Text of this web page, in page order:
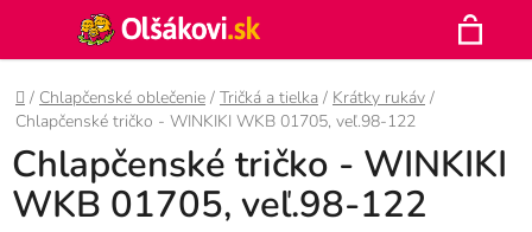
obsah
Hľadať
Domov
/ Chlapčenské oblečenie / Tričká a tielka / Krátky rukáv /
Chlapčenské tričko - WINKIKI WKB 01705, veľ.98-122
Chlapčenské tričko - WINKIKI
WKB 01705, veľ.98-122